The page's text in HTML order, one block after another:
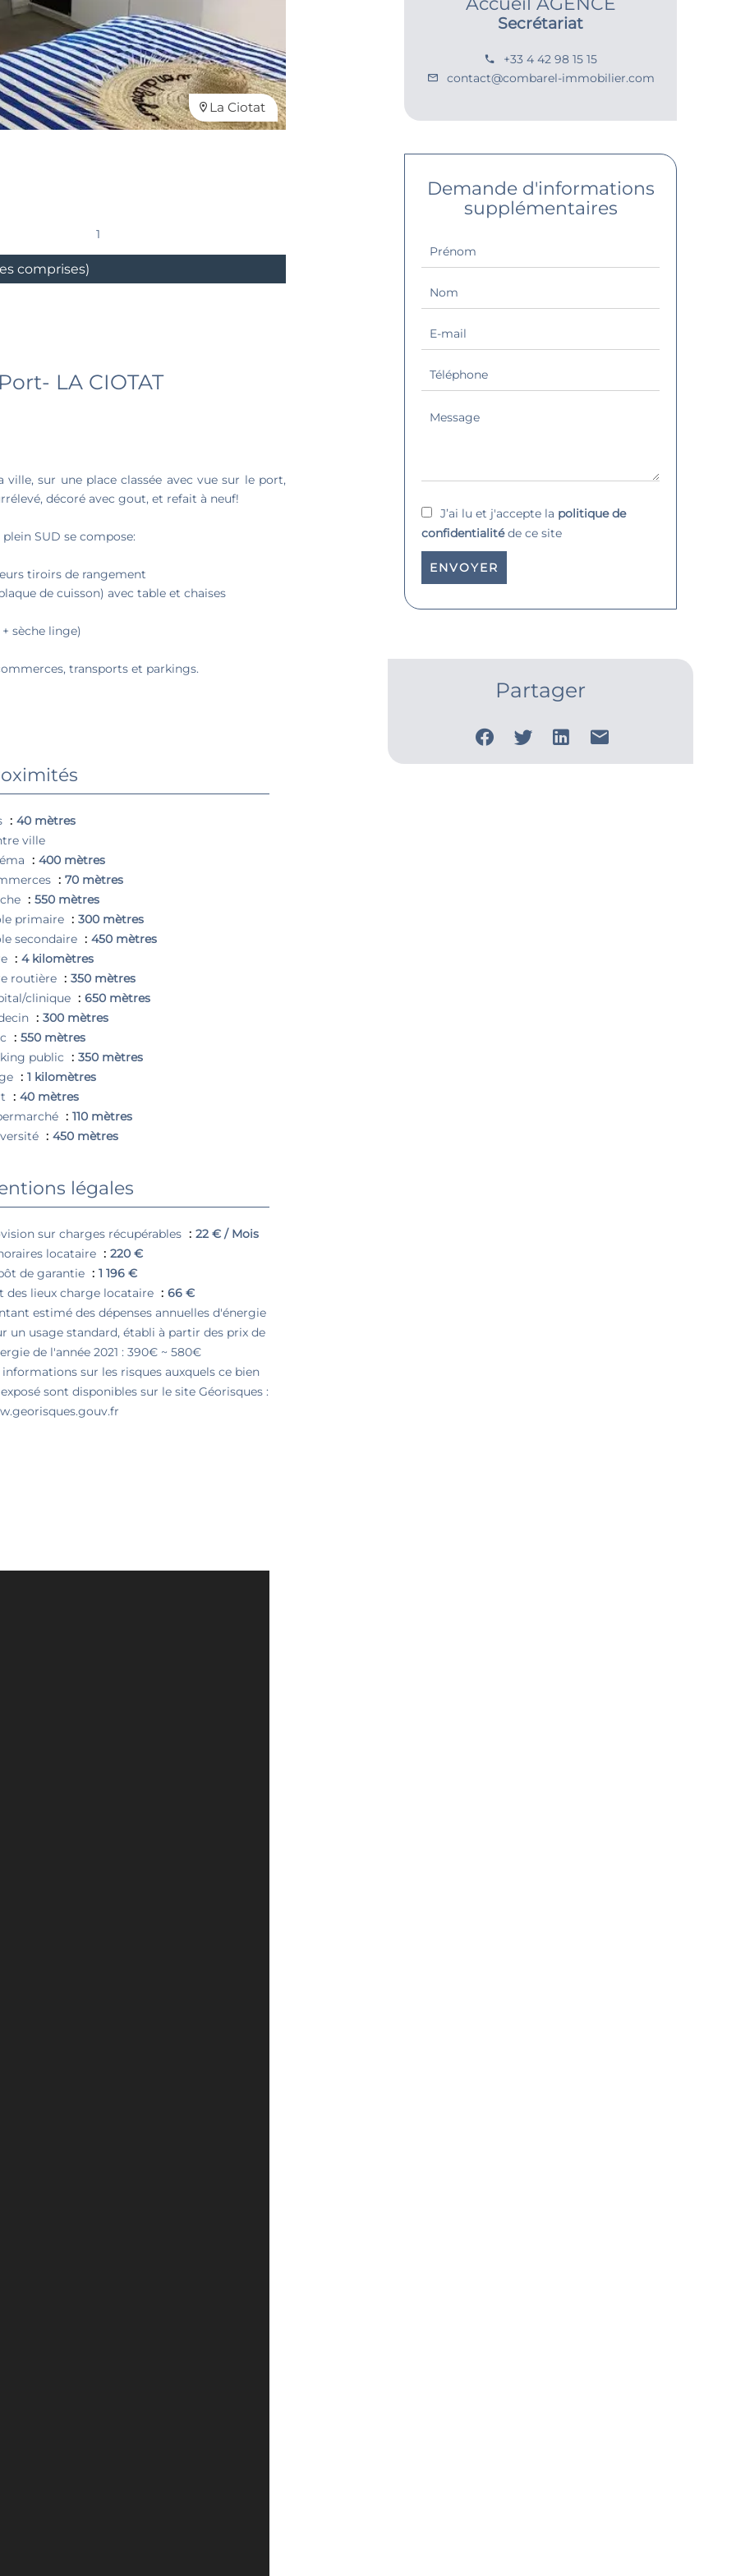
La Ciotat
1
comprises)
LA CIOTAT
sur une place classée avec vue sur le port,
décoré avec gout, et refait à neuf!
SUD se compose:
tiroirs de rangement
de cuisson) avec table et chaises
sèche linge)
transports et parkings.
40 mètres
ville
400 mètres
70 mètres
550 mètres
primaire
300 mètres
secondaire
450 mètres
4 kilomètres
routière
350 mètres
clinique
650 mètres
300 mètres
550 mètres
public
350 mètres
1 kilomètres
40 mètres
110 mètres
450 mètres
légales
sur charges récupérables
22 € / Mois
locataire
220 €
de garantie
1 196 €
des lieux charge locataire
66 €
estimé des dépenses annuelles d'énergie
un usage standard, établi à partir des prix de
de l'année 2021 : 390€ ~ 580€
informations sur les risques auxquels ce bien
sont disponibles sur le site Géorisques :
Secrétariat
+33 4 42 98 15 15
contact@combarel-immobilier.com
Demande d'informations
supplémentaires
J’ai lu et j'accepte la politique de
confidentialitéde ce site
ENVOYER
Partager